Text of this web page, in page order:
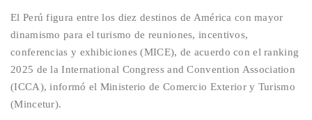
El Perú figura entre los diez destinos de América con mayor
dinamismo para el turismo de reuniones, incentivos,
conferencias y exhibiciones (MICE), de acuerdo con el ranking
2025 de la International Congress andConvention Association
(ICCA), informó el Ministerio de Comercio Exterior y Turismo
(Mincetur).